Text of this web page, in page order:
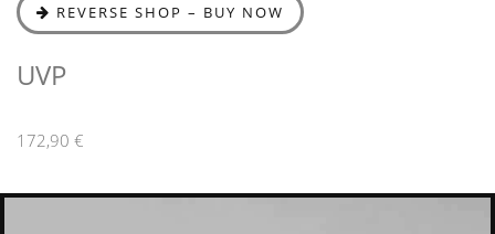
REVERSE SHOP – BUY NOW
UVP
172,90 €